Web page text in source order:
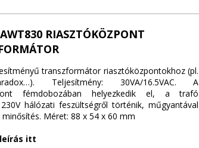
RIASZTÓKÖZPONT
transzformátor riasztóközpontokhoz (pl.
Teljesítmény: 30VA/16.5VAC. A
fémdobozában helyezkedik el, a trafó
hálózati feszültségről történik, műgyantával
Méret: 88 x 54 x 60 mm
itt